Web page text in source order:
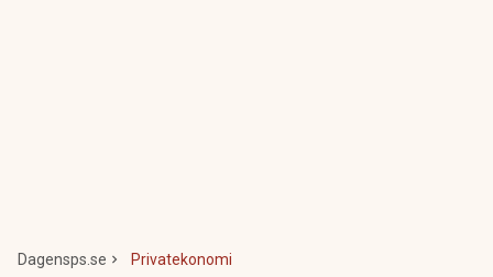
Dagensps.se Privatekonomi